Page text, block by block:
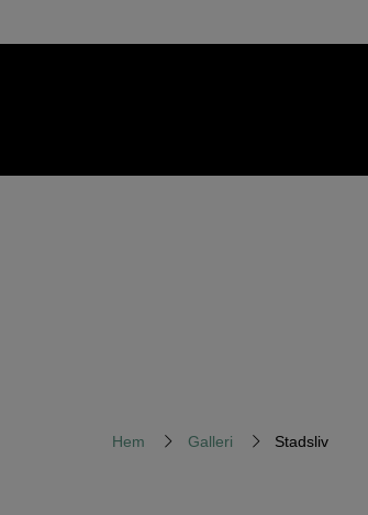
Hem Galleri Stadsliv